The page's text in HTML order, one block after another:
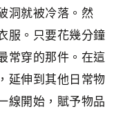
洞就被冷落。然
服。只要花幾分鐘
常穿的那件。在這
延伸到其他日常物
線開始，賦予物品